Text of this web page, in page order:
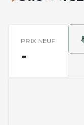
PRIX NEUF
-